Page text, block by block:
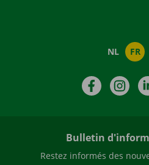
NL FR
Facebook
Bulletin
Restez informés des